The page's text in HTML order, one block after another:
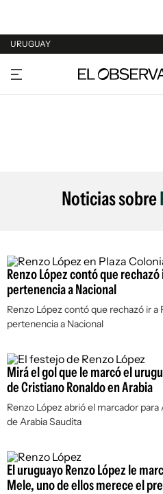
URUGUAY
URUGUAY
ARGENTINA
Noticias sobre
Renzo López contó que
pertenencia a Nacional
Renzo López contó que rechazó ir
pertenencia a Nacional
Mirá el gol que le marcó el
de Cristiano Ronaldo en Arabia
Renzo López abrió el marcador
de Arabia Saudita
El uruguayo Renzo López le
Mele, uno de ellos merece el